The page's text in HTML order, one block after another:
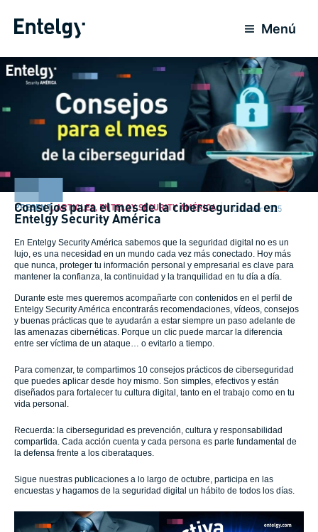
Menú
PRESENT,ARTICLES, ENTELGY SECURITY AMÉRICA 1 October 2025
Consejos para el mes de la ciberseguridad en
Entelgy Security América
En Entelgy Security América sabemos que la seguridad digital no es un
lujo, es una necesidad en un mundo cada vez más conectado. Hoy más
que nunca, proteger tu información personal y empresarial es clave para
mantener la confianza, la continuidad y la tranquilidad en tu día a día.
Durante este mes queremos acompañarte con contenidos en el perfil de
Entelgy Security América encontrarás recomendaciones, vídeos, consejos
y buenas prácticas que te ayudarán a estar siempre un paso adelante de
las amenazas cibernéticas. Porque un clic puede marcar la diferencia
entre ser víctima de un ataque… o evitarlo a tiempo.
Para comenzar, te compartimos 10 consejos prácticos de ciberseguridad
que puedes aplicar desde hoy mismo. Son simples, efectivos y están
diseñados para fortalecer tu cultura digital, tanto en el trabajo como en tu
vida personal.
Recuerda: la ciberseguridad es prevención, cultura y responsabilidad
compartida. Cada acción cuenta y cada persona es parte fundamental de
la defensa frente a los ciberataques.
Sigue nuestras publicaciones a lo largo de octubre, participa en las
encuestas y hagamos de la seguridad digital un hábito de todos los días.